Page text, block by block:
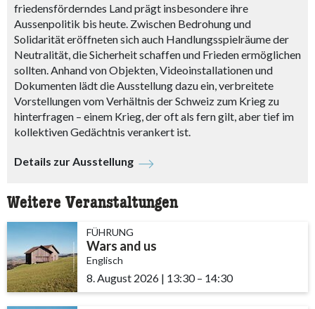
friedensförderndes Land prägt insbesondere ihre
Aussenpolitik bis heute. Zwischen Bedrohung und
Solidarität eröffneten sich auch Handlungsspielräume der
Neutralität, die Sicherheit schaffen und Frieden ermöglichen
sollten. Anhand von Objekten, Videoinstallationen und
Dokumenten lädt die Ausstellung dazu ein, verbreitete
Vorstellungen vom Verhältnis der Schweiz zum Krieg zu
hinterfragen – einem Krieg, der oft als fern gilt, aber tief im
kollektiven Gedächtnis verankert ist.
Details zur Ausstellung
Weitere Veranstaltungen
FÜHRUNG
Wars and us
Englisch
8. August 2026 | 13:30accessibility.time_to
– 14:30